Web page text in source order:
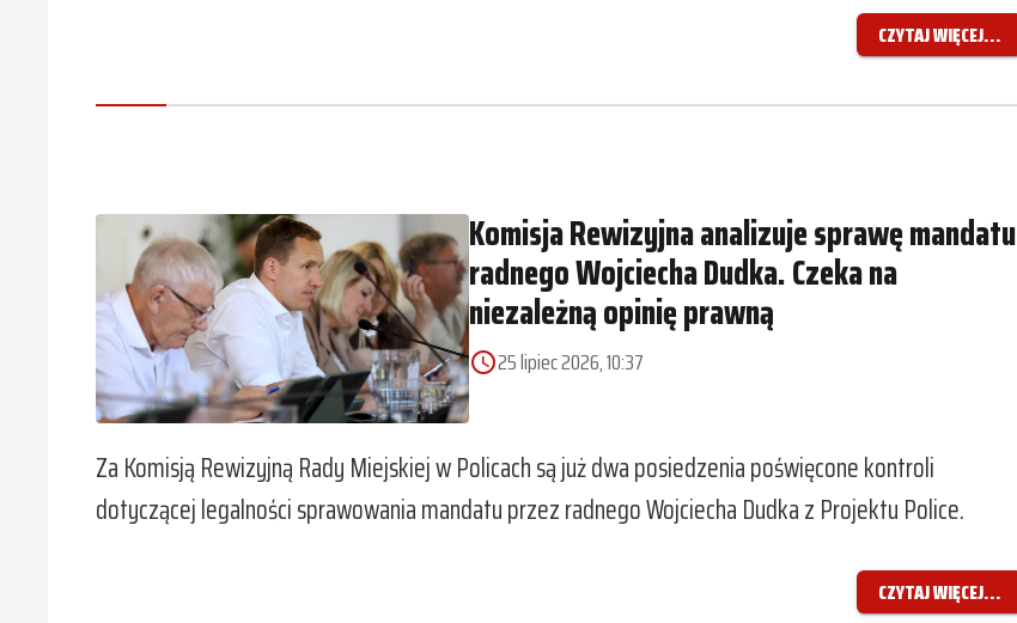
CZYTAJ WIĘCEJ...
Komisja Rewizyjna analizuje sprawę mandatu
radnego Wojciecha Dudka. Czeka na
niezależną opinię prawną
access_time25 lipiec 2026, 10:37
Za Komisją Rewizyjną Rady Miejskiej w Policach są już dwa posiedzenia poświęcone kontroli
dotyczącej legalności sprawowania mandatu przez radnego Wojciecha Dudka z Projektu Police.
CZYTAJ WIĘCEJ...